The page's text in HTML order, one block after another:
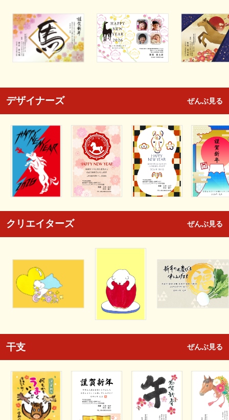
デザイナーズ ぜんぶ見る
クリエイターズ ぜんぶ見る
干支 ぜんぶ見る